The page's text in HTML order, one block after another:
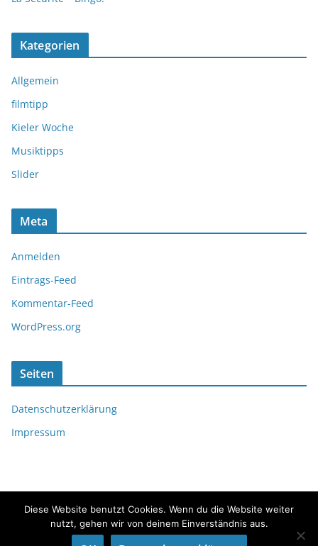
Kategorien
Allgemein
filmtipp
Kieler Woche
Musiktipps
Slider
Meta
Anmelden
Eintrags-Feed
Kommentar-Feed
WordPress.org
Seiten
Datenschutzerklärung
Impressum
Copyright © 2026 fördeflüsterer. Alle Rechte vorbehalten.
Diese Website benutzt Cookies. Wenn du die Website weiter
nutzt, gehen wir von deinem Einverständnis aus.